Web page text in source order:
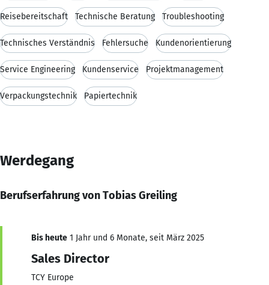
Reisebereitschaft Technische Beratung Troubleshooting
Technisches Verständnis Fehlersuche Kundenorientierung
Service Engineering Kundenservice Projektmanagement
Verpackungstechnik Papiertechnik
Werdegang
Berufserfahrung von Tobias Greiling
Bis heute 1 Jahr und 6 Monate, seit März 2025
Sales Director
TCY Europe